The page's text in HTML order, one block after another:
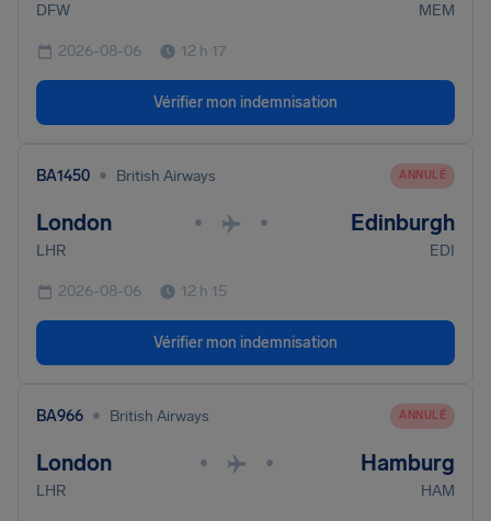
DFW MEM
2026-08-06 12 h 17
Vérifier mon indemnisation
BA1450 • British Airways ANNULÉ
London • • Edinburgh
LHR EDI
2026-08-06 12 h 15
Vérifier mon indemnisation
BA966 • British Airways ANNULÉ
London • • Hamburg
LHR HAM